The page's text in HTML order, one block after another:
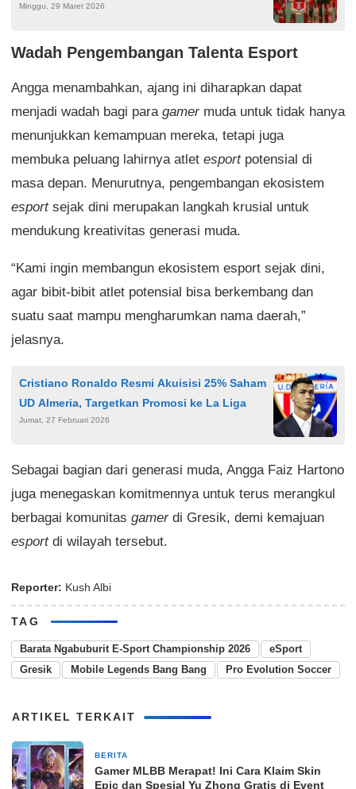
Minggu, 29 Maret 2026
Wadah Pengembangan Talenta Esport
Angga menambahkan, ajang ini diharapkan dapat
menjadi wadah bagi para gamermuda untuk tidak hanya
menunjukkan kemampuan mereka, tetapi juga
membuka peluang lahirnya atlet esportpotensial di
masa depan. Menurutnya, pengembangan ekosistem
esportsejak dini merupakan langkah krusial untuk
mendukung kreativitas generasi muda.
“Kami ingin membangun ekosistem esport sejak dini,
agar bibit-bibit atlet potensial bisa berkembang dan
suatu saat mampu mengharumkan nama daerah,”
jelasnya.
Cristiano Ronaldo Resmi Akuisisi 25% Saham
UD Almeria, Targetkan Promosi ke La Liga
Jumat, 27 Februari 2026
Sebagai bagian dari generasi muda, Angga Faiz Hartono
juga menegaskan komitmennya untuk terus merangkul
berbagai komunitas gamerdi Gresik, demi kemajuan
esportdi wilayah tersebut.
Reporter: Kush Albi
TAG
Barata Ngabuburit E-Sport Championship 2026
eSport
Gresik
Mobile Legends Bang Bang Pro Evolution Soccer
ARTIKEL TERKAIT
BERITA
Gamer MLBB Merapat! Ini Cara Klaim Skin
Epic dan Spesial Yu Zhong Gratis di Event